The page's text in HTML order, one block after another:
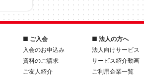
■ ご入会
入会のお申込み
資料のご請求
ご友人紹介
■ 法人の方へ
法人向けサービス
サービス紹介動画
ご利用企業一覧